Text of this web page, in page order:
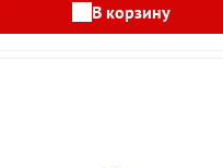
В корзину